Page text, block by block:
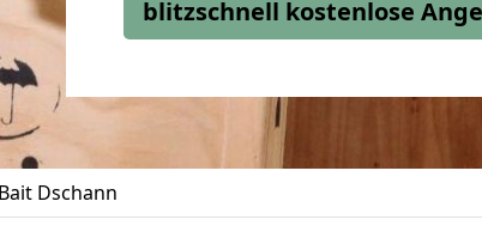
blitzschnell kostenlose
Dschann